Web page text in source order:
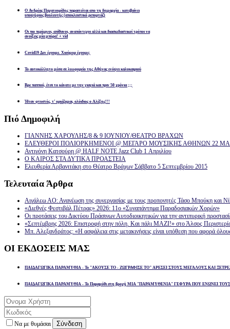
Ο Ανδρέας Παχατουρίδης παραιτείται απο τη δημαρχία - κατεβαίνει
υποψήφιος βουλευτής (αποκλειστικό ρεπορτάζ)
Οι πιο περίεργοι, απίθανοι, αναπάντεχοι αλλά και διασκεδαστικοί τρόποι να
ανοίξεις μία μπύρα! + vid
Covid19 Δεν έχουμε. Χιούμορ έχουμε;
Το αυτοκόλλητο μέσα σε λεωφορείο της Αθήνας ενόψει καλοκαιριού
Βρε παππού, έτσι το κάνατε με την γιαγιά και πριν 50 χρόνια ;;;
Ήταν φτυστός, τ’ ορκίζομαι, ολόιδιος ο Αλέξης!!!
Πιό Δημοφιλή
ΓΙΑΝΝΗΣ ΧΑΡΟΥΛΗΣ/8 & 9 ΙΟΥΝΙΟΥ/ΘΕΑΤΡΟ ΒΡΑΧΩΝ
ΕΛΕΥΘΕΡΟΙ ΠΟΛΙΟΡΚΗΜΕΝΟΙ @ ΜΕΓΑΡΟ ΜΟΥΣΙΚΗΣ ΑΘΗΝΩΝ 22
Αντιγόνη Κατσούρη @ HALF NOTE Jazz Club 1 Απριλίου
Ο ΚΑΙΡΟΣ ΣΤΑ ΔΥΤΙΚΑ ΠΡΟΑΣΤΕΙΑ
Ελευθερία Αρβανιτάκη στο Θέατρο Βράχων Σάββατο 5 Σεπτεμβρίου 2015
Τελευταία Άρθρα
Αιγάλεω ΑΟ: Ανανέωση της συνεργασίας με τους προπονητές Τάσο Μπούκη και
«Διεθνές Φεστιβάλ Πέτρας» 2026: 11ο «Συναπάντημα Παραδοσιακών Χορών»
Οι προτάσεις του Δικτύου Πράσινων Αυτοδιοικητικών για την αντιπυρική
«Σεπτέμβρης 2026: Επιστροφή στην πόλη. Και πάλι ΜΑΖΙ!» στο Άλσος
Μπ. Αλεξανδράτος: «Η ασφάλεια στις μετακινήσεις είναι υπόθεση που αφορά
ΟΙ ΕΚΔΟΣΕΙΣ ΜΑΣ
ΠΑΙΔΑΓΩΓΙΚΑ ΠΑΡΑΜΥΘΙΑ - Το "ΑΚΟΥΣΕ ΤΟ - ΖΩΓΡΑΦΙΣΕ ΤΟ" ΑΡΕΣΕΙ ΣΤΟΥΣ ΜΕΓΑΛΟΥΣ ΚΑΙ
ΠΑΙΔΑΓΩΓΙΚΑ ΠΑΡΑΜΥΘΙΑ - Το Παραμύθι στη βροχή ΜΙΑ "ΠΑΡΑΜΥΘΕΝΙΑ" ΓΕΦΥΡΑ ΠΟΥ ΕΝΩΝΕΙ
Να με θυμάσαι Σύνδεση